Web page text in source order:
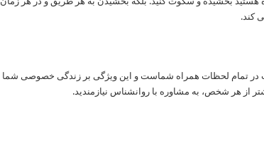
کند.
تمام لحظات همراه شماست و این ویژگی بر زندگی خصوصی شما
از هر شخص، به مشاوره با روانشناس نیازمندید.